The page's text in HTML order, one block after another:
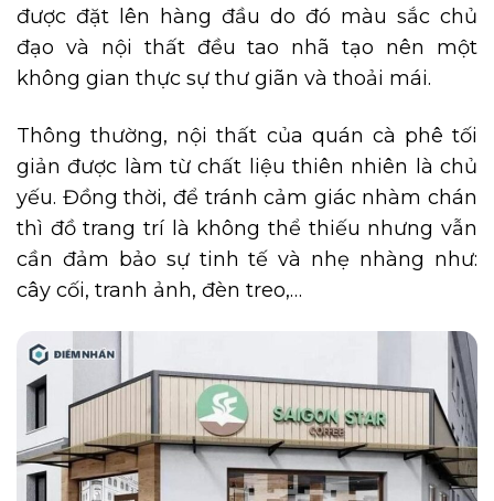
được đặt lên hàng đầu do đó màu sắc chủ
đạo và nội thất đều tao nhã tạo nên một
không gian thực sự thư giãn và thoải mái.
Thông thường, nội thất của quán cà phê tối
giản được làm từ chất liệu thiên nhiên là chủ
yếu. Đồng thời, để tránh cảm giác nhàm chán
thì đồ trang trí là không thể thiếu nhưng vẫn
cần đảm bảo sự tinh tế và nhẹ nhàng như:
cây cối, tranh ảnh, đèn treo,…